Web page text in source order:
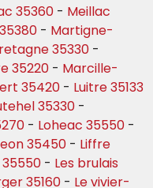
35360 - Meillac
- Martigne-
35330 -
35220 - Marcille-
35420 - Luitre 35133
35330 -
- Loheac 35550 -
35450 - Liffre
35550 - Les brulais
35160 - Le vivier-